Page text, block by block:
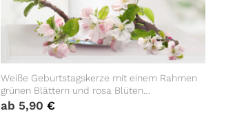
Weiße Geburtstagskerze mit einem Rahmen
grünen Blättern und rosa Blüten
personalisiertes Geburtstagsgeschenk
Spruch
ab 5,90 €